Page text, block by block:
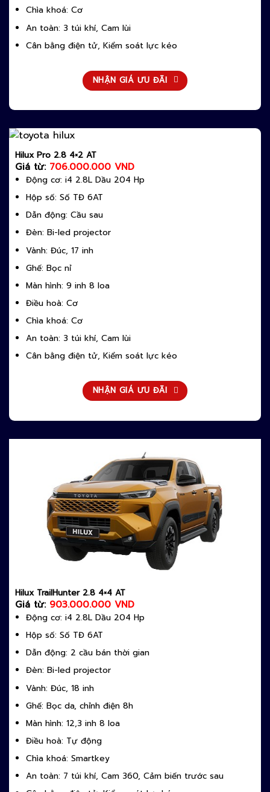
Chìa khoá: Cơ
An toàn: 3 túi khí, Cam lùi
Cân bằng điện tử, Kiểm soát lực kéo
NHẬN GIÁ ƯU ĐÃI
Hilux Pro 2.8 4×2 AT
Giá từ: 706.000.000 VND
Động cơ: i4 2.8L Dầu 204 Hp
Hộp số: Số TĐ 6AT
Dẫn động: Cầu sau
Đèn: Bi-led projector
Vành: Đúc, 17 inh
Ghế: Bọc nỉ
Màn hình: 9 inh 8 loa
Điều hoà: Cơ
Chìa khoá: Cơ
An toàn: 3 túi khí, Cam lùi
Cân bằng điện tử, Kiểm soát lực kéo
NHẬN GIÁ ƯU ĐÃI
Hilux TrailHunter 2.8 4×4 AT
Giá từ: 903.000.000 VND
Động cơ: i4 2.8L Dầu 204 Hp
Hộp số: Số TĐ 6AT
Dẫn động: 2 cầu bán thời gian
Đèn: Bi-led projector
Vành: Đúc, 18 inh
Ghế: Bọc da, chỉnh điện 8h
Màn hình: 12,3 inh 8 loa
Điều hoà: Tự động
Chìa khoá: Smartkey
An toàn: 7 túi khí, Cam 360, Cảm biến trước sau